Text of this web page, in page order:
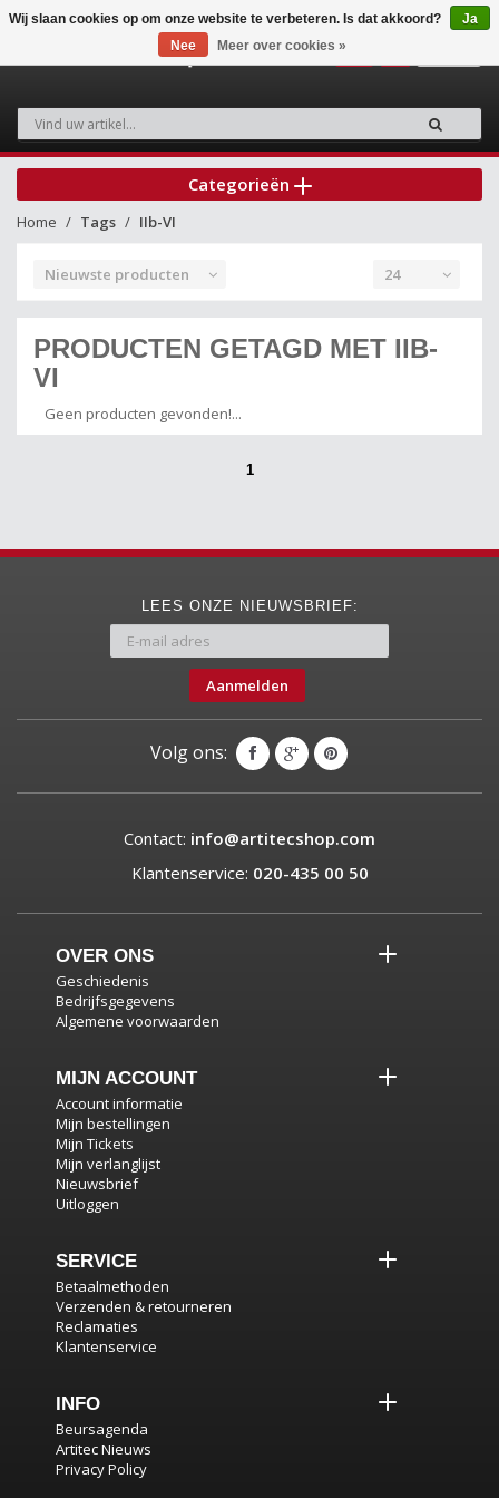
Categorieën
Home Tags IIb-VI
Nieuwste producten 24
PRODUCTEN GETAGD MET IIB-
VI
Geen producten gevonden!...
1
LEES ONZE NIEUWSBRIEF:
Aanmelden
Volg ons:
Contact: info@artitecshop.com
Klantenservice: 020-435 00 50
OVER ONS
Geschiedenis
Bedrijfsgegevens
Algemene voorwaarden
MIJN ACCOUNT
Account informatie
Mijn bestellingen
Mijn Tickets
Mijn verlanglijst
Nieuwsbrief
Uitloggen
SERVICE
Betaalmethoden
Verzenden & retourneren
Reclamaties
Klantenservice
INFO
Beursagenda
Artitec Nieuws
Privacy Policy
Wij slaan cookies op om onze website te verbeteren. Is dat akkoord?
Ja
Nee
Meer over cookies »